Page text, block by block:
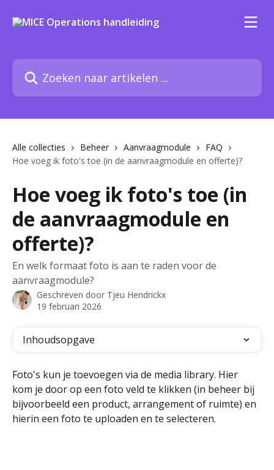
Zoeken naar artikelen ...
Alle collecties Beheer Aanvraagmodule
FAQ
Hoe voeg ik foto's toe (in de aanvraagmodule en offerte)?
Hoe voeg ik foto's toe (in
de aanvraagmodule en
offerte)?
En welk formaat foto is aan te raden voor de
aanvraagmodule?
Geschreven door Tjeu Hendrickx
19 februari 2026
Inhoudsopgave
Foto's kun je toevoegen via de media library. Hier
kom je door op een foto veld te klikken (in beheer bij
bijvoorbeeld een product, arrangement of ruimte) en
hierin een foto te uploaden en te selecteren.